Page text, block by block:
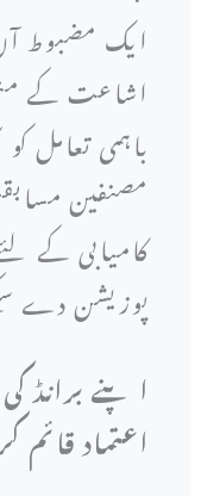
ایک مضبوط
اشاعت کے
باہمی تعامل
مصنفین
کامیابی کے
پوزیشن دے
اپنے برانڈ
اعتماد قائم